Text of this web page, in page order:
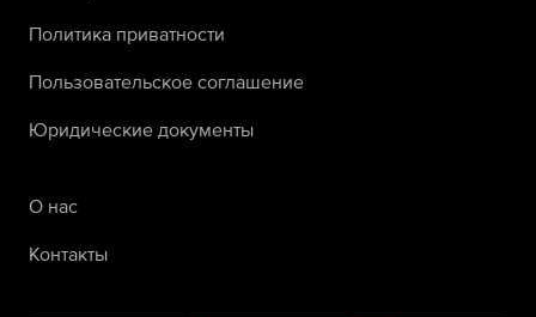
Политика приватности
Пользовательское соглашение
Юридические документы
О нас
Контакты